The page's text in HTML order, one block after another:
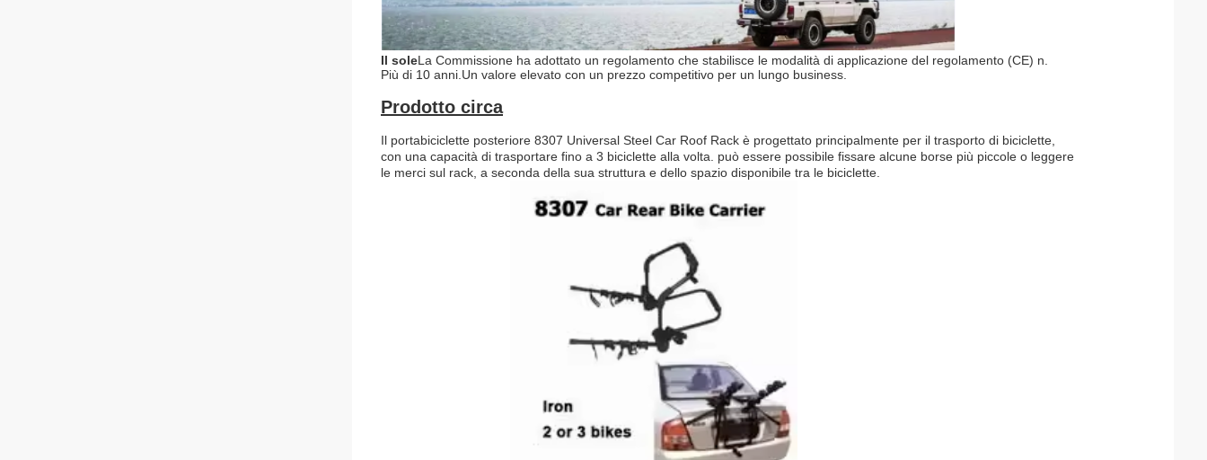
Il soleLa Commissione ha adottato un regolamento che stabilisce le modalità di applicazione del regolamento (CE) n.
Più di 10 anni. Un valore elevato con un prezzo competitivo per un lungo business.
Prodotto circa
Il portabiciclette posteriore 8307 Universal Steel Car Roof Rack è progettato principalmente per il trasporto di biciclette,
con una capacità di trasportare fino a 3 biciclette alla volta. può essere possibile fissare alcune borse più piccole o leggere
le merci sul rack, a seconda della sua struttura e dello spazio disponibile tra le biciclette.